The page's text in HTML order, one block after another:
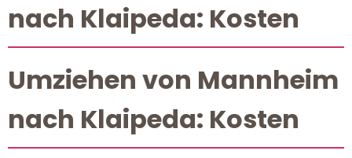
nach Klaipeda: Kosten
Umziehen von Mannheim
nach Klaipeda: Kosten